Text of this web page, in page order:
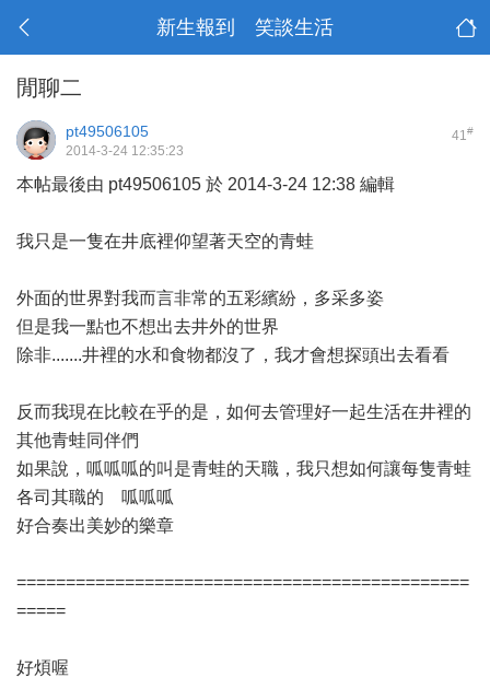
新生報到 笑談生活
閒聊二
41#
pt49506105
2014-3-24 12:35:23
本帖最後由 pt49506105 於 2014-3-24 12:38 編輯
我只是一隻在井底裡仰望著天空的青蛙
外面的世界對我而言非常的五彩繽紛，多采多姿
但是我一點也不想出去井外的世界
除非.......井裡的水和食物都沒了，我才會想探頭出去看看
反而我現在比較在乎的是，如何去管理好一起生活在井裡的
其他青蛙同伴們
如果說，呱呱呱的叫是青蛙的天職，我只想如何讓每隻青蛙
各司其職的 呱呱呱
好合奏出美妙的樂章
==============================================
=====
好煩喔